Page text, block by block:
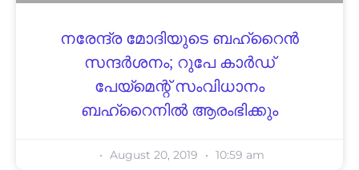
നരേന്ദ്ര മോദിയുടെ ബഹ്‌റൈൻ
സന്ദർശനം; റുപേ കാർഡ്
പേയ്‌മെന്റ് സംവിധാനം
ബഹ്‌റൈനിൽ ആരംഭിക്കും
August 20, 2019 10:59 am